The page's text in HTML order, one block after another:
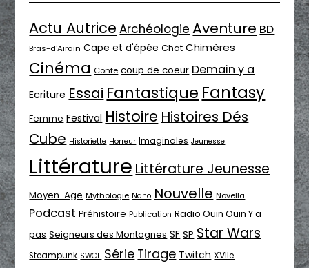
Actu Autrice Archéologie Aventure BD
Bras-d'Airain Cape et d'épée Chat Chimères
Cinéma Conte coup de coeur Demain y a
Ecriture Essai Fantastique Fantasy
Femme Festival Histoire Histoires Dés
Cube Historiette Horreur Imaginales Jeunesse
Littérature Littérature Jeunesse
Moyen-Age Mythologie Nano Nouvelle Novella
Podcast Préhistoire Publication Radio Ouin Ouin Y a
pas Seigneurs des Montagnes SF SP Star Wars
Steampunk SWCE Série Tirage Twitch XVIIe